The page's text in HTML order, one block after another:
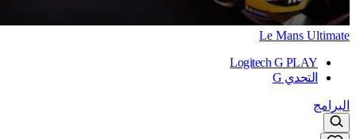
Le Mans Ultimate
Logitech G PLAY
التحدي G
البرامج